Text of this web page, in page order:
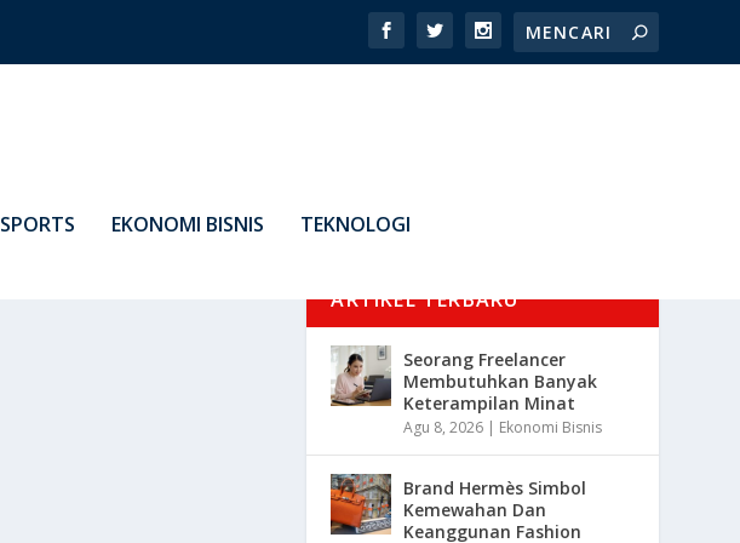
SPORTS EKONOMI BISNIS TEKNOLOGI
ARTIKEL TERBARU
Seorang Freelancer
Membutuhkan Banyak
Keterampilan Minat
Agu 8, 2026 | Ekonomi Bisnis
Brand Hermès Simbol
Kemewahan Dan
Keanggunan Fashion